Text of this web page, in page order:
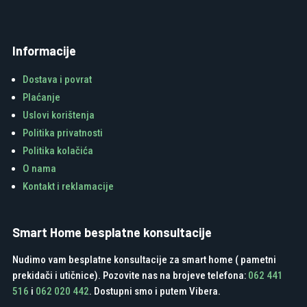
Informacije
Dostava i povrat
Plaćanje
Uslovi korištenja
Politika privatnosti
Politika kolačića
O nama
Kontakt i reklamacije
Smart Home besplatne konsultacije
Nudimo vam besplatne konsultacije za smart home ( pametni
prekidači i utičnice). Pozovite nas na brojeve telefona: 062 441
516 i 062 020 442. Dostupni smo i putem Vibera.